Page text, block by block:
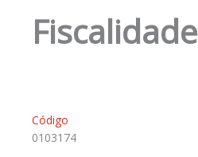
Fiscalidade
Código
0103174